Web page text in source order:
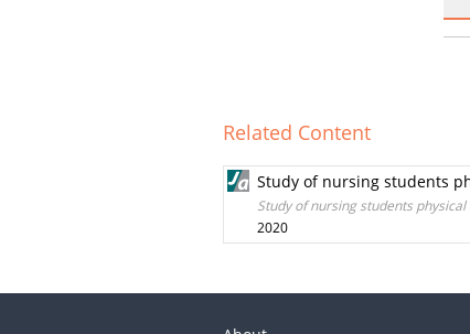
Related Content
Study of nursing students
Study of nursing students
2020